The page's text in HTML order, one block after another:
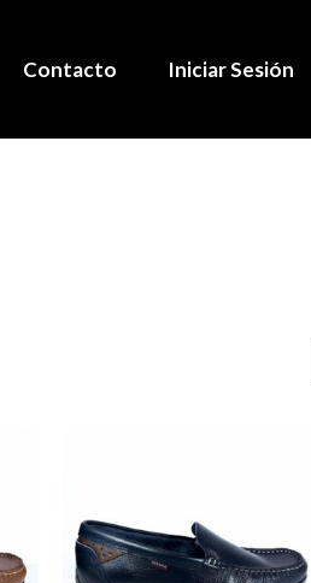
Contacto Iniciar Sesión